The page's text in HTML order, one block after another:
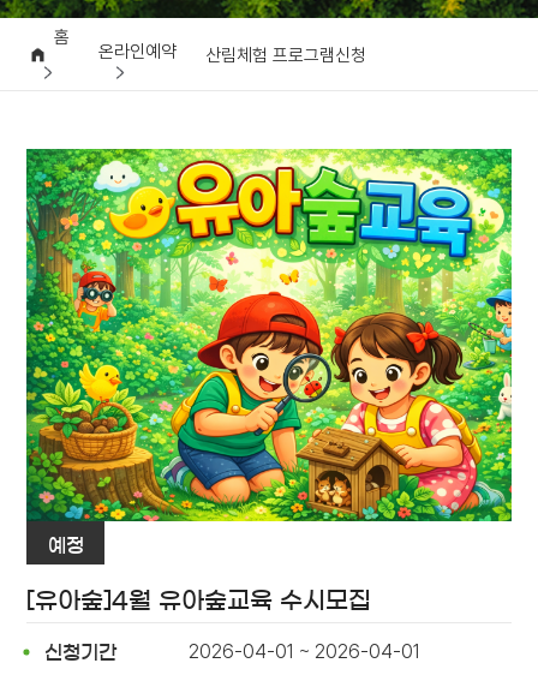
홈
온라인예약 산림체험 프로그램신청
예정
[유아숲]4월 유아숲교육 수시모집
신청기간 2026-04-01 ~ 2026-04-01